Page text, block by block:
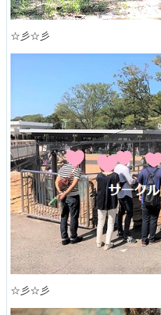
☆彡☆彡
☆彡☆彡